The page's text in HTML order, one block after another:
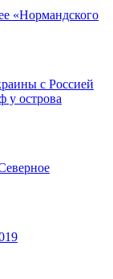
«Нормандского
с Россией
у острова